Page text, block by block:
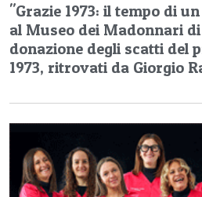
"Grazie 1973: il tempo di
al Museo dei Madonnari
donazione degli scatti del
1973, ritrovati da Giorgio